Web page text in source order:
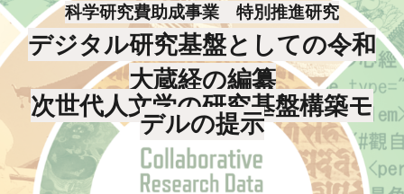
科学研究費助成事業 特別推進研究
デジタル研究基盤としての令和
大蔵経の編纂
次世代人文学の研究基盤構築モ
デルの提示